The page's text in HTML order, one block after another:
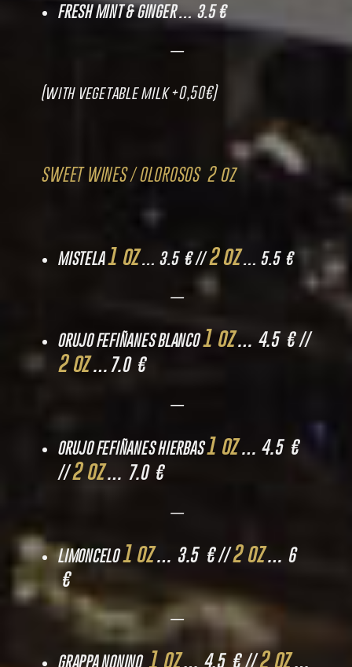
FRESH MINT & GINGER … 3.5 €
—
(with vegetable milk +0,50€)
SWEET WINES / OLOROSOS 2 oz
MISTELA 1 oz… 3.5 € //2 oz… 5.5 €
—
ORUJO FEFIÑANES BLANCO 1 oz… 4.5 € //
2 oz…7.0 €
—
ORUJO FEFIÑANES HIERBAS 1 oz… 4.5 €
//2 oz… 7.0 €
—
LIMONCELO 1 oz… 3.5 € //2 oz… 6
€
—
GRAPPA NONINO 1 oz… 4.5 € //2 oz…